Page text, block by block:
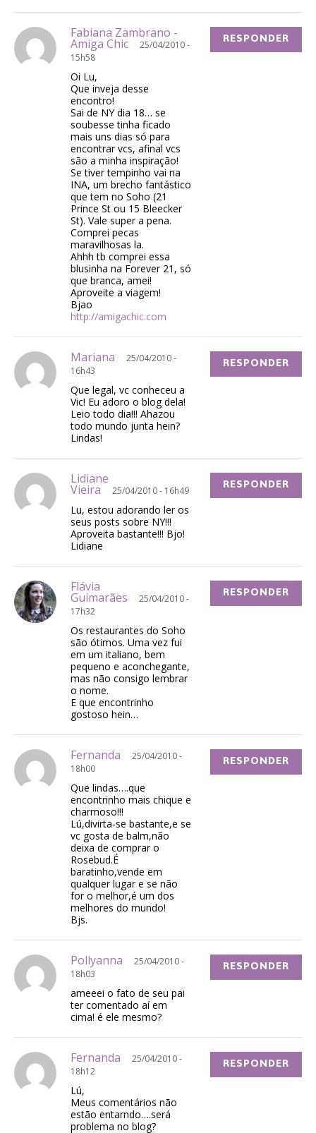
Fabiana Zambrano -
Amiga Chic
25/04/2010 -
15h58
Oi Lu,
Que inveja desse
encontro!
Sai de NY dia 18… se
soubesse tinha ficado
mais uns dias só para
encontrar vcs, afinal vcs
são a minha inspiração!
Se tiver tempinho vai na
INA, um brecho fantástico
que tem no Soho (21
Prince St ou 15 Bleecker
St). Vale super a pena.
Comprei pecas
maravilhosas la.
Ahhh tb comprei essa
blusinha na Forever 21, só
que branca, amei!
Aproveite a viagem!
Bjao
http://amigachic.com
RESPONDER
Mariana
25/04/2010 -
16h43
Que legal, vc conheceu a
Vic! Eu adoro o blog dela!
Leio todo dia!!! Ahazou
todo mundo junta hein?
Lindas!
RESPONDER
Lidiane
Vieira 25/04/2010 - 16h49
Lu, estou adorando ler os
seus posts sobre NY!!!
Aproveita bastante!!! Bjo!
Lidiane
RESPONDER
Flávia
Guimarães
25/04/2010 -
17h32
Os restaurantes do Soho
são ótimos. Uma vez fui
em um italiano, bem
pequeno e aconchegante,
mas não consigo lembrar
o nome.
E que encontrinho
gostoso hein…
RESPONDER
Fernanda
25/04/2010 -
18h00
Que lindas….que
encontrinho mais chique e
charmoso!!!
Lú,divirta-se bastante,e se
vc gosta de balm,não
deixa de comprar o
Rosebud.É
baratinho,vende em
qualquer lugar e se não
for o melhor,é um dos
melhores do mundo!
Bjs.
RESPONDER
Pollyanna
25/04/2010 -
18h03
ameeei o fato de seu pai
ter comentado aí em
cima! é ele mesmo?
RESPONDER
Fernanda
25/04/2010 -
18h12
Lú,
Meus comentários não
estão entarndo….será
problema no blog?
RESPONDER